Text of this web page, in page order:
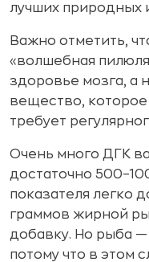
лучших природных
Важно отметить,
«волшебная
здоровье мозга, а
вещество, которое
требует
Очень много ДГК
достаточно
показателя легко
граммов жирной
добавку. Но рыба
потому что в этом